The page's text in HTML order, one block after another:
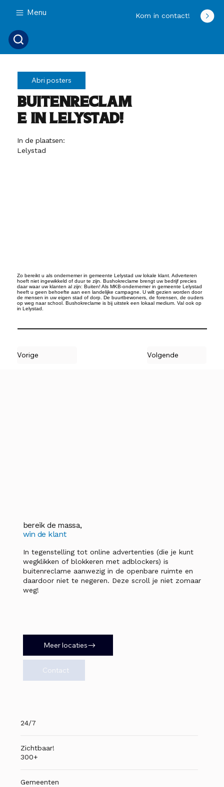
Menu Kom in contact!
Abri posters
Buitenreclam
e in Lelystad!
In de plaatsen:
Lelystad
Zo bereikt u als ondernemer in gemeente Lelystad uw lokale klant. Adverteren
hoeft niet ingewikkeld of duur te zijn. Bushokreclame brengt uw bedrijf precies
daar waar uw klanten al zijn: Buiten! Als MKB-ondernemer in gemeente Lelystad
heeft u geen behoefte aan een landelijke campagne. U wilt gezien worden door
de mensen in uw eigen stad of dorp. De buurtbewoners, de forensen, de ouders
op weg naar school. Bushokreclame is bij uitstek een lokaal medium. Val ook op
in Lelystad.
Vorige Volgende
bereik de massa,
win de klant
In tegenstelling tot online advertenties (die je kunt
wegklikken of blokkeren met adblockers) is
buitenreclame aanwezig in de openbare ruimte en
daardoor niet te negeren. Deze scroll je niet zomaar
weg!
Meer locaties
Contact
24/7
Zichtbaar!
300+
Gemeenten